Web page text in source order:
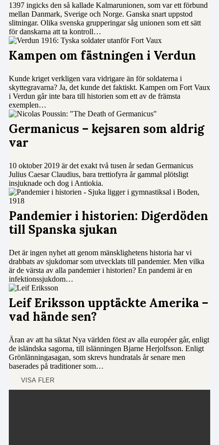
1397 ingicks den så kallade Kalmarunionen, som var ett förbund
mellan Danmark, Sverige och Norge. Ganska snart uppstod
slitningar. Olika svenska grupperingar såg unionen som ett sätt
för danskarna att ta kontroll…
Kampen om fästningen i Verdun
Kunde kriget verkligen vara vidrigare än för soldaterna i
skyttegravarna? Ja, det kunde det faktiskt. Kampen om Fort Vaux
i Verdun går inte bara till historien som ett av de främsta
exemplen…
Germanicus – kejsaren som aldrig
var
10 oktober 2019 är det exakt två tusen år sedan Germanicus
Julius Caesar Claudius, bara trettiofyra år gammal plötsligt
insjuknade och dog i Antiokia.
Pandemier i historien: Digerdöden
till Spanska sjukan
Det är ingen nyhet att genom mänsklighetens historia har vi
drabbats av sjukdomar som utvecklats till pandemier. Men vilka
är de värsta av alla pandemier i historien? En pandemi är en
infektionssjukdom…
Leif Eriksson upptäckte Amerika –
vad hände sen?
Äran av att ha siktat Nya världen först av alla européer går, enligt
de isländska sagorna, till islänningen Bjarne Herjolfsson. Enligt
Grönlänningasagan, som skrevs hundratals år senare men
baserades på traditioner som…
VISA FLER